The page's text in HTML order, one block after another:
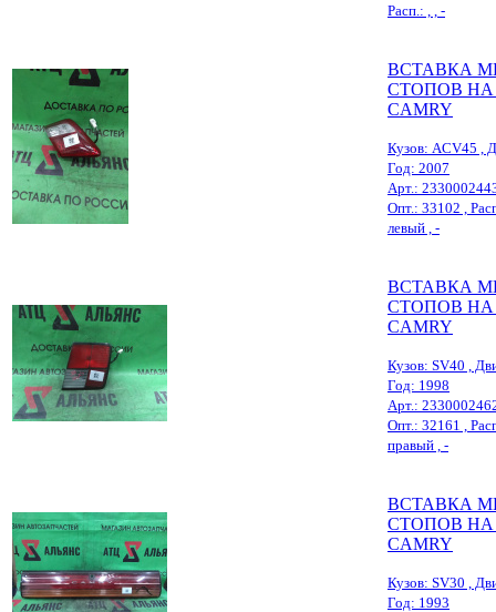
Расп.: , , -
ВСТАВКА
СТОПОВ НА
CAMRY
Кузов: ACV45 ,
Год: 2007
Арт.:
Опт.: 33102 ,
левый , -
ВСТАВКА
СТОПОВ НА
CAMRY
Кузов: SV40 ,
Год: 1998
Арт.:
Опт.: 32161 ,
правый , -
ВСТАВКА
СТОПОВ НА
CAMRY
Кузов: SV30 ,
Год: 1993